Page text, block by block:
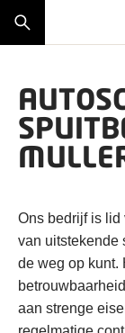
Ons bedrijf is lid
van uitstekende
de weg op kunt.
aan strenge